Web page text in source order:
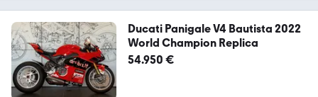
Ducati Panigale V4 Bautista 2022
World Champion Replica
54.950 €